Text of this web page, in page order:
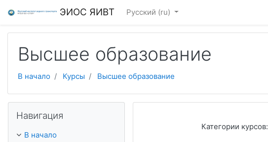
ЭИОС ЯИВТ Русский ‎(ru)‎
Высшее образование
В начало Курсы Высшее образование
Категории курсов:
Навигация
В начало